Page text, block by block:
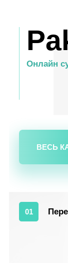
Онлайн
ВЕСЬ
01